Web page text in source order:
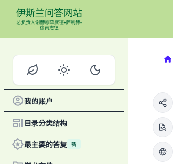
我的账户
目录分类结构
最主要的答复 新